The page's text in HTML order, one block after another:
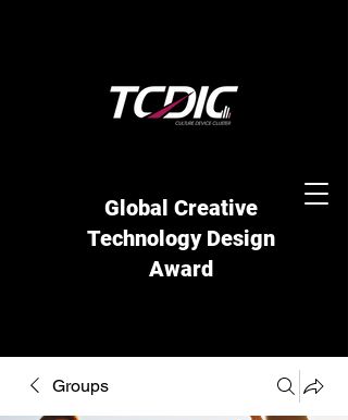
Global Creative
Technology Design
Award
Groups